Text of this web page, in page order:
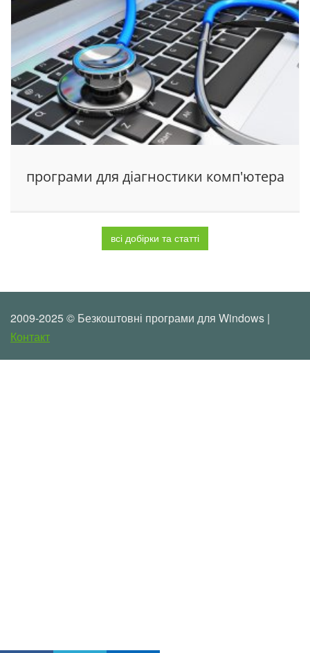
програми для діагностики комп'ютера
всі добірки та статті
2009-2025 © Безкоштовні програми для Windows |
Контакт